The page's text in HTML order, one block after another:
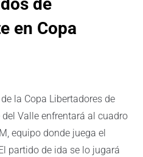
de
en Copa
la Copa Libertadores de
Valle enfrentará al cuadro
equipo donde juega el
partido de ida se lo jugará